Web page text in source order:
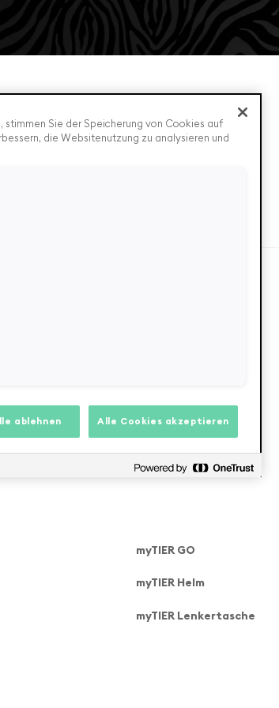
robust. Zu Empfehlen
myTIER GO
myTIER Helm
myTIER Lenkertasche
Sie der Speicherung von Cookies auf
die Websitenutzung zu analysieren und
ablehnen Alle Cookies akzeptieren